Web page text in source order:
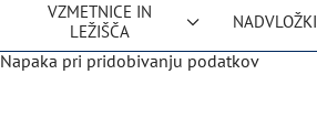
VZMETNICE IN
LEŽIŠČA
NADVLOŽKI
Napaka pri pridobivanju podatkov